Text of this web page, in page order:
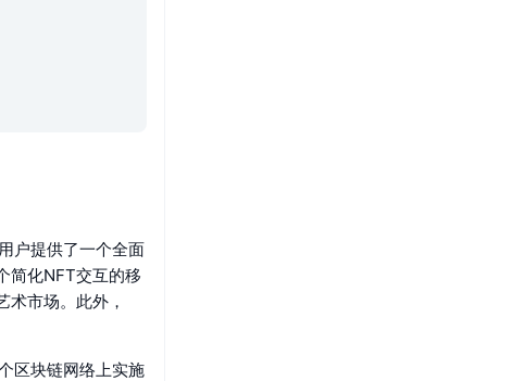
户提供了一个全面
简化NFT交互的移
市场。此外，
区块链网络上实施